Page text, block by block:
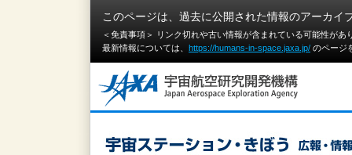
このページは、過去に公開された情報のアーカイ
＜免責事項＞ リンク切れや古い情報が含まれている可能性が
最新情報については、 https://humans-in-space.jaxa.jp/ のページ